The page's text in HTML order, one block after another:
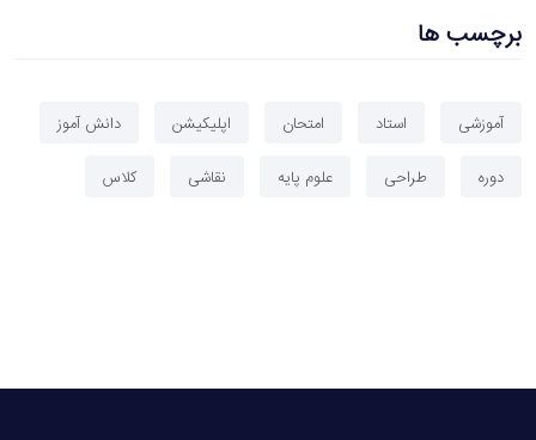
برچسب ها
آموزشی استاد امتحان اپلیکیشن دانش آموز
دوره طراحی علوم پایه نقاشی کلاس